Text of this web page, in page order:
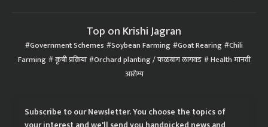
Top on Krishi Jagran
Government Schemes Soybean Farming Goat Rearing Chili
Farming कृषी प्रक्रिया Orchard planting / फळबाग लागवड Health मानवी
आरोग्य
Subscribe to our Newsletter. You choose the topics of